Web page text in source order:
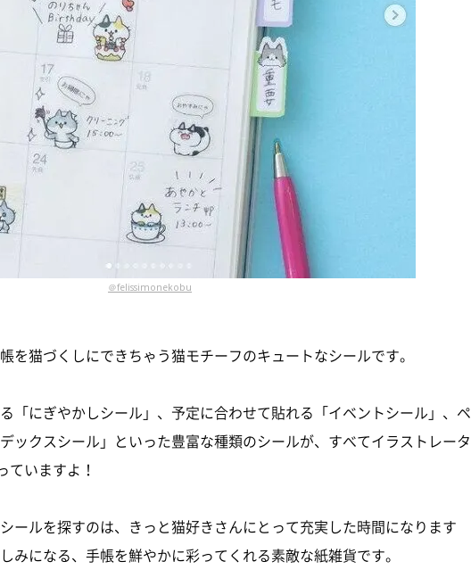
＠felissimonekobu
を猫づくしにできちゃう猫モチーフのキュートなシールです。
「にぎやかしシール」、予定に合わせて貼れる「イベントシール」、ペ
ックスシール」といった豊富な種類のシールが、すべてイラストレータ
ていますよ！
ールを探すのは、きっと猫好きさんにとって充実した時間になります
みになる、手帳を鮮やかに彩ってくれる素敵な紙雑貨です。